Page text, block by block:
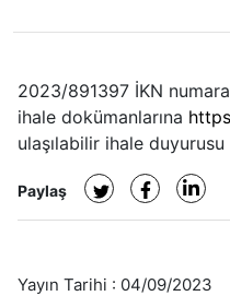
2023/891397 İKN
ihale dokümanlarına
ulaşılabilir ihale
Paylaş
Yayın Tarihi : 04/09/2023